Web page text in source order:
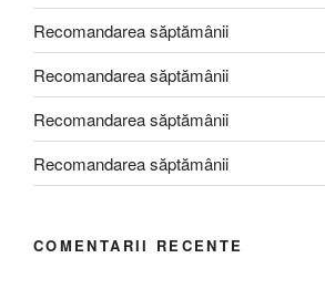
Recomandarea săptămânii
Recomandarea săptămânii
Recomandarea săptămânii
Recomandarea săptămânii
COMENTARII RECENTE